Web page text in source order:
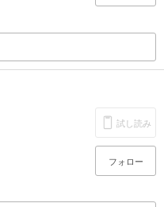
試し読み
フォロー